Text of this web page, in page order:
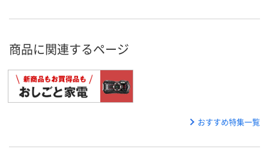
商品に関連するページ
おすすめ特集一覧